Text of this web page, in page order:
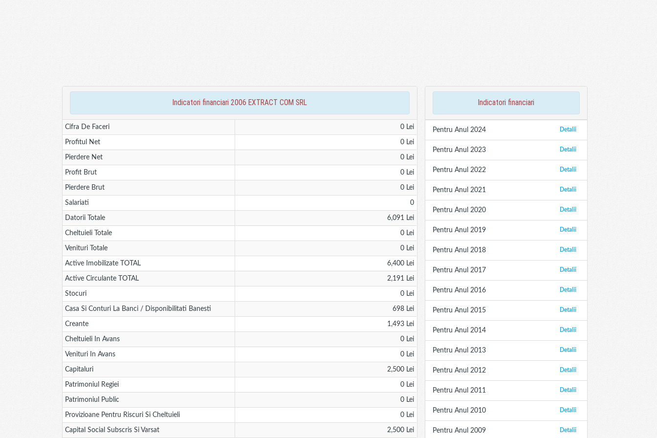
indicatori financiari 2006 EXTRACT COM SRL
Cifra De Faceri 0 Lei
Profitul Net 0 Lei
Pierdere Net 0 Lei
Profit Brut 0 Lei
Pierdere Brut 0 Lei
Salariati 0
Datorii Totale 6,091 Lei
Cheltuieli Totale 0 Lei
Venituri Totale 0 Lei
Active Imobilizate TOTAL 6,400 Lei
Active Circulante TOTAL 2,191 Lei
Stocuri 0 Lei
Casa Si Conturi La Banci / Disponibilitati Banesti 698 Lei
Creante 1,493 Lei
Cheltuieli In Avans 0 Lei
Venituri In Avans 0 Lei
Capitaluri 2,500 Lei
Patrimoniul Regiei 0 Lei
Patrimoniul Public 0 Lei
Provizioane Pentru Riscuri Si Cheltuieli 0 Lei
Capital Social Subscris Si Varsat 2,500 Lei
indicatori financiari
Detalii
Pentru Anul 2024
Detalii
Pentru Anul 2023
Detalii
Pentru Anul 2022
Detalii
Pentru Anul 2021
Detalii
Pentru Anul 2020
Detalii
Pentru Anul 2019
Detalii
Pentru Anul 2018
Detalii
Pentru Anul 2017
Detalii
Pentru Anul 2016
Detalii
Pentru Anul 2015
Detalii
Pentru Anul 2014
Detalii
Pentru Anul 2013
Detalii
Pentru Anul 2012
Detalii
Pentru Anul 2011
Detalii
Pentru Anul 2010
Detalii
Pentru Anul 2009